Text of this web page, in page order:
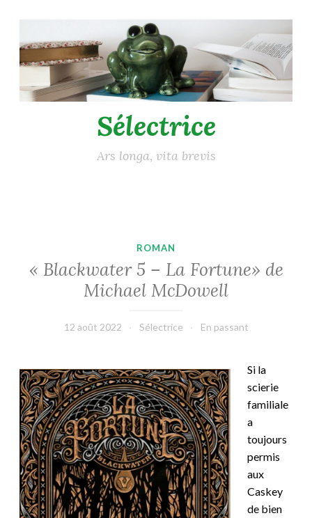
au
contenu
principal
Sélectrice
Ars longa, vita brevis
ROMAN
« Blackwater 5 – La Fortune» de
Michael McDowell
12 août 2022 Sélectrice En passant
Si la
scierie
familiale
a
toujours
permis
aux
Caskey
de bien